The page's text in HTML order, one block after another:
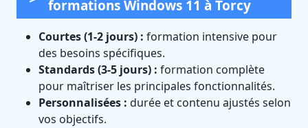
formations Windows 11 à Torcy
Courtes (1-2 jours) : formation intensive pour
des besoins spécifiques.
Standards (3-5 jours) : formation complète
pour maîtriser les principales fonctionnalités.
Personnalisées : durée et contenu ajustés selon
vos objectifs.